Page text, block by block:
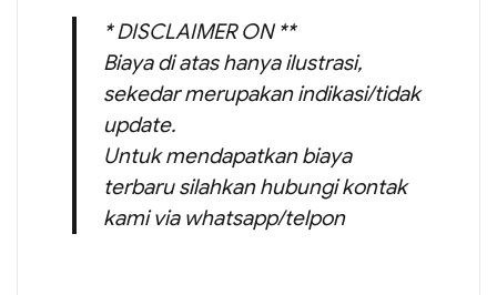
* DISCLAIMER ON **
Biaya di atas hanya ilustrasi,
sekedar merupakan indikasi/tidak
update.
Untuk mendapatkan biaya
terbaru silahkan hubungi kontak
kami via whatsapp/telpon